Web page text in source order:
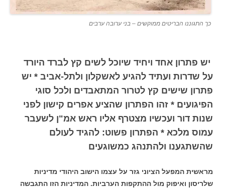
כך התגוננו הבריטים ממוקשים – בני ערובה ערבים
יש פתרון אחד ויחיד שיוכל לשים קץ לברד היורד
על שדרות ועתיד להגיע לאשקלון ולתל-אביב * יש
פתרון שישים קץ לטרור המתאבדים ולכל סוגי
הפיגועים * זהו הפתרון שהציע אפרים קישון לפני
שנות דור ועכשיו מצטרף אליו ראש אמ"ן לשעבר
עמוס מלכא * הפתרון פשוט: להגיד לעולם
שהשתגענו ולהתנהג כמשוגעים
מראשית המפעל הציוני גזר על עצמו הישוב היהודי מדיניות
שלריסון ואיפוק מול ההתקפות הערביות. המדיניות הזו התגבשה